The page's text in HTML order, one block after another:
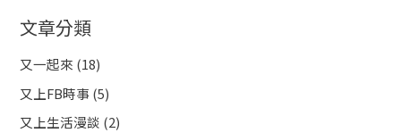
關
字
:
文章分類
又一起來 (18)
又上FB時事(5)
又上生活漫談 (2)